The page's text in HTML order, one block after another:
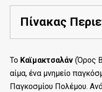
Πίνακας
Το Καϊμακτσαλάν (Όρος
αίμα, ένα μνημείο
Παγκοσμίου Πολέμου.